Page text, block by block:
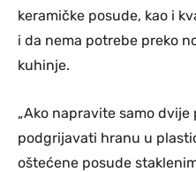
keramičke posude, kao i
i da nema potrebe preko
kuhinje.
„Ako napravite samo
podgrijavati hranu u
oštećene posude